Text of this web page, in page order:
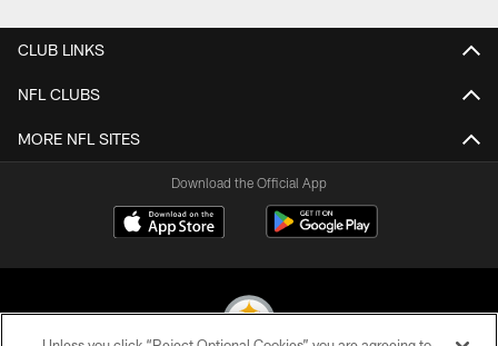
CLUB LINKS
NFL CLUBS
MORE NFL SITES
Download the Official App